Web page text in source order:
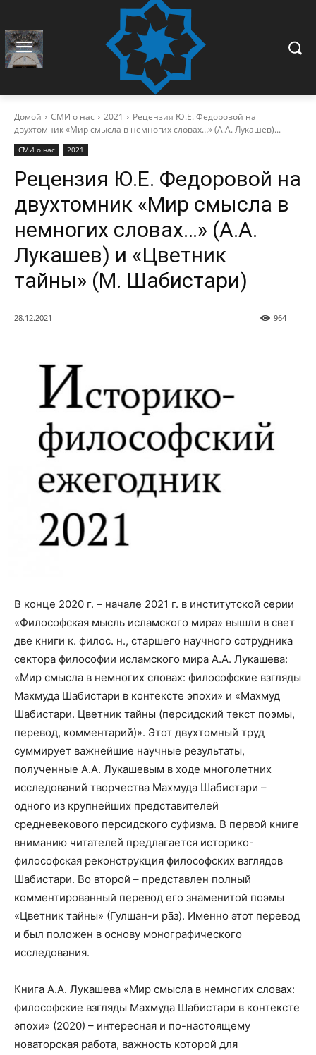
Домой СМИ о нас 2021
Рецензия Ю.Е. Федоровой на
двухтомник «Мир смысла в немногих словах…» (А.А. Лукашев)...
СМИ о нас 2021
Рецензия Ю.Е. Федоровой на
двухтомник «Мир смысла в
немногих словах…» (А.А.
Лукашев) и «Цветник
тайны» (М. Шабистари)
28.12.2021 964
В конце 2020 г. – начале 2021 г. в институтской серии
«Философская мысль исламского мира» вышли в свет
две книги к. филос. н., старшего научного сотрудника
сектора философии исламского мира А.А. Лукашева:
«Мир смысла в немногих словах: философские взгляды
Махмуда Шабистари в контексте эпохи» и «Махмуд
Шабистари. Цветник тайны (персидский текст поэмы,
перевод, комментарий)». Этот двухтомный труд
суммирует важнейшие научные результаты,
полученные А.А. Лукашевым в ходе многолетних
исследований творчества Махмуда Шабистари –
одного из крупнейших представителей
средневекового персидского суфизма. В первой книге
вниманию читателей предлагается историко-
философская реконструкция философских взглядов
Шабистари. Во второй – представлен полный
комментированный перевод его знаменитой поэмы
«Цветник тайны» (Гулшан-и ра̄з). Именно этот перевод
и был положен в основу монографического
исследования.
Книга А.А. Лукашева «Мир смысла в немногих словах:
философские взгляды Махмуда Шабистари в контексте
эпохи» (2020) – интересная и по-настоящему
новаторская работа, важность которой для